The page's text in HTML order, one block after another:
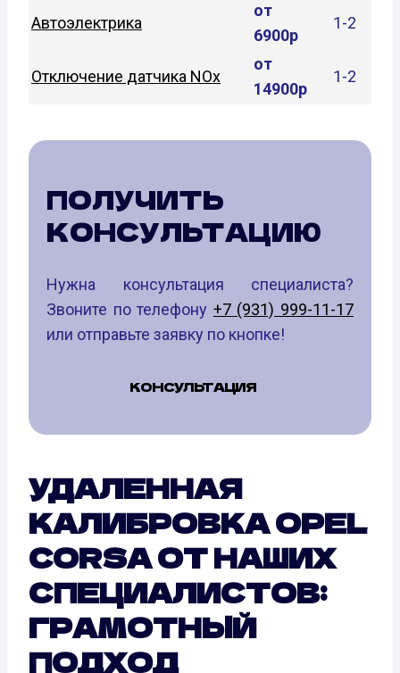
Автоэлектрика
от
6900р
1-2
Отключение датчика NOx
от
14900р
1-2
ПОЛУЧИТЬ
КОНСУЛЬТАЦИЮ
Нужна консультация специалиста?
Звоните по телефону +7 (931) 999-11-17
или отправьте заявку по кнопке!
КОНСУЛЬТАЦИЯ
УДАЛЕННАЯ
КАЛИБРОВКА OPEL
CORSA ОТ НАШИХ
СПЕЦИАЛИСТОВ:
ГРАМОТНЫЙ
ПОДХОД